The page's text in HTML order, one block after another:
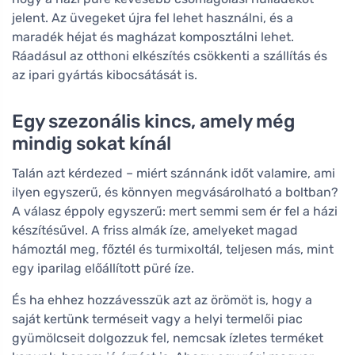
jelent. Az üvegeket újra fel lehet használni, és a
maradék héjat és magházat komposztálni lehet.
Ráadásul az otthoni elkészítés csökkenti a szállítás és
az ipari gyártás kibocsátását is.
Egy szezonális kincs, amely még
mindig sokat kínál
Talán azt kérdezed – miért szánnánk időt valamire, ami
ilyen egyszerű, és könnyen megvásárolható a boltban?
A válasz éppoly egyszerű: mert semmi sem ér fel a házi
készítésűvel. A friss almák íze, amelyeket magad
hámoztál meg, főztél és turmixoltál, teljesen más, mint
egy iparilag előállított püré íze.
És ha ehhez hozzávesszük azt az örömöt is, hogy a
saját kertünk terméseit vagy a helyi termelői piac
gyümölcseit dolgozzuk fel, nemcsak ízletes terméket